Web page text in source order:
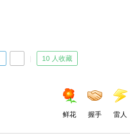
10 人收藏
鲜花 握手 雷人